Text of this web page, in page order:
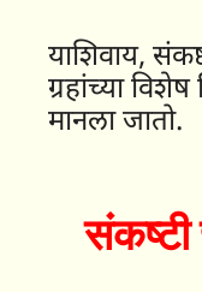
याशिवाय,
ग्रहांच्या
मानला जातो.
संकष्टी